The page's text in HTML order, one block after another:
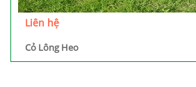
Liên hệ
Cỏ Lông Heo